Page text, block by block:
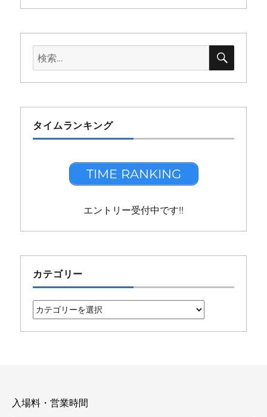
検
索:
検
タイムランキング
TIME RANKING
エントリー受付中です!!
カテゴリー
カ
テ
ゴ
入場料・営業時間